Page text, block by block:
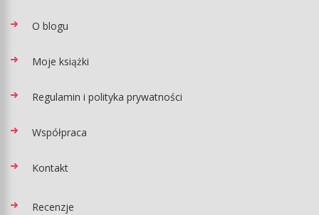
O blogu
Moje książki
Regulamin i polityka prywatności
Współpraca
Kontakt
Recenzje